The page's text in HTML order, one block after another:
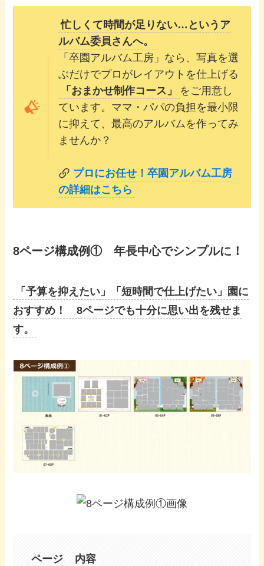
忙しくて時間が足りない…というア
ルバム委員さんへ。
「卒園アルバム工房」なら、写真を選
ぶだけでプロがレイアウトを仕上げる
「おまかせ制作コース」
をご用意し
ています。ママ・パパの負担を最小限
に抑えて、最高のアルバムを作ってみ
ませんか？
プロにお任せ！卒園アルバム工房
の詳細はこちら
8ページ構成例① 年長中心でシンプルに！
「予算を抑えたい」「短時間で仕上げたい」園に
おすすめ！ 8ページでも十分に思い出を残せま
す。
ページ 内容